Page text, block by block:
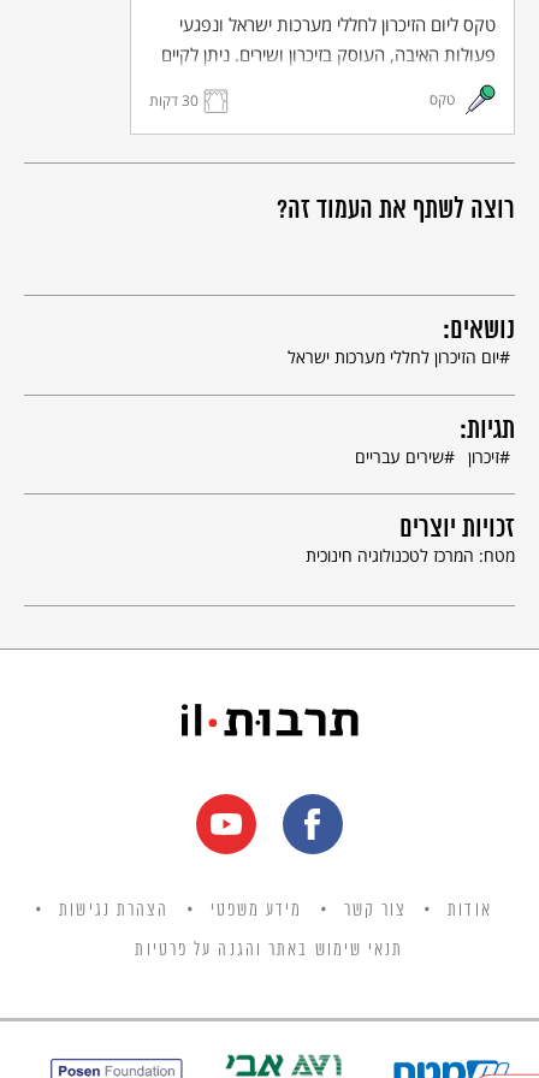
רוצה לשתף את העמוד זה?
טקס ליום הזיכרון לחללי מערכות ישראל ונפגעי
פעולות האיבה, העוסק בזיכרון ושירים. ניתן לקיים
את הטקס באופן וירטואלי או בבית הספר.
טקס 30 דקות
נושאים:
יום הזיכרון לחללי מערכות ישראל
תגיות:
זיכרון שירים עבריים
זכויות יוצרים
מטח: המרכז לטכנולוגיה חינוכית
אודות צור קשר מידע משפטי הצהרת נגישות
תנאי שימוש באתר והגנה על פרטיות